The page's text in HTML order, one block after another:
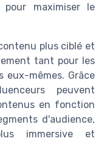
maximiser le
plus ciblé et
tant pour les
eux-mêmes. Grâce
peuvent
en fonction
d'audience,
immersive et